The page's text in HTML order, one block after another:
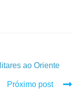
ao Oriente
Próximo post